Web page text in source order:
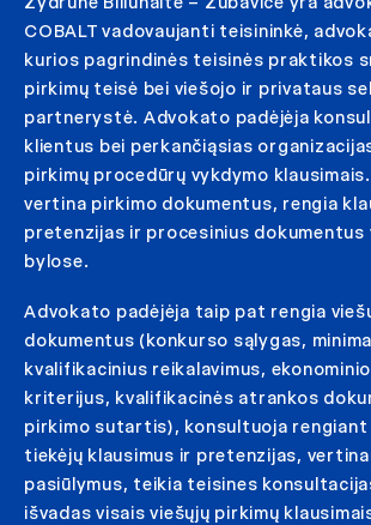
COBALT vadovaujanti teisininkė,
kurios pagrindinės teisinės praktikos
pirkimų teisė bei viešojo ir privataus
partnerystė. Advokato padėjėja
klientus bei perkančiąsias
pirkimų procedūrų vykdymo
vertina pirkimo dokumentus, rengia
pretenzijas ir procesinius dokumentus
bylose.
Advokato padėjėja taip pat rengia
dokumentus (konkurso sąlygas,
kvalifikacinius reikalavimus,
kriterijus, kvalifikacinės atrankos
pirkimo sutartis), konsultuoja
tiekėjų klausimus ir pretenzijas,
pasiūlymus, teikia teisines
išvadas visais viešųjų pirkimų